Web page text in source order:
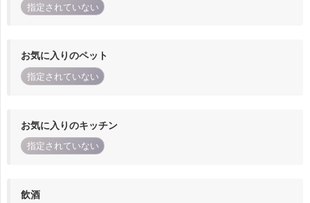
指定されていない
お気に入りのペット
指定されていない
お気に入りのキッチン
指定されていない
飲酒